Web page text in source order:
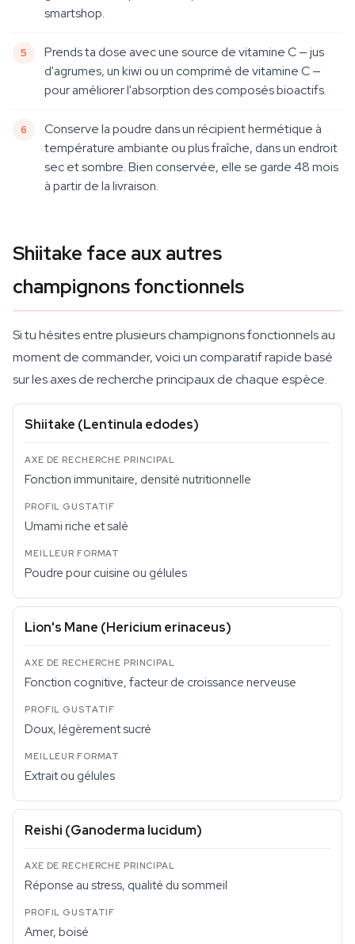
smartshop.
Prends ta dose avec une source de vitamine C — jus
d'agrumes, un kiwi ou un comprimé de vitamine C —
pour améliorer l'absorption des composés bioactifs.
Conserve la poudre dans un récipient hermétique à
température ambiante ou plus fraîche, dans un endroit
sec et sombre. Bien conservée, elle se garde 48 mois
à partir de la livraison.
Shiitake face aux autres
champignons fonctionnels
Si tu hésites entre plusieurs champignons fonctionnels au
moment de commander, voici un comparatif rapide basé
sur les axes de recherche principaux de chaque espèce.
Shiitake (Lentinula edodes)
Fonction immunitaire, densité nutritionnelle
Umami riche et salé
Poudre pour cuisine ou gélules
Lion's Mane (Hericium erinaceus)
Fonction cognitive, facteur de croissance nerveuse
Doux, légèrement sucré
Extrait ou gélules
Reishi (Ganoderma lucidum)
Réponse au stress, qualité du sommeil
Amer, boisé